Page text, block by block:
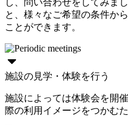
し、問い合わせをしてみま
と、様々なご希望の条件か
ことができます。
施設の見学・体験を行う
施設によっては体験会を開
際の利用イメージをつかむ